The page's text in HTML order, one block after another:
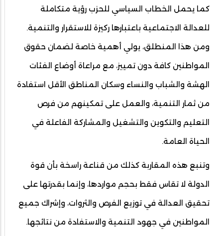
كما يحمل الخطاب السياسي للحزب رؤية متكاملة
للعدالة الاجتماعية باعتبارها ركيزة للاستقرار والتنمية.
ومن هذا المنطلق، يولي أهمية خاصة لضمان حقوق
المواطنين كافة دون تمييز، مع مراعاة أوضاع الفئات
الهشة والشباب والنساء وسكان المناطق الأقل استفادة
من ثمار التنمية، والعمل على تمكينهم من فرص
التعليم والتكوين والتشغيل والمشاركة الفاعلة في
الحياة العامة.
وتنبع هذه المقاربة كذلك من قناعة راسخة بأن قوة
الدولة لا تقاس فقط بحجم مواردها، وإنما بقدرتها على
تحقيق العدالة في توزيع الفرص والثروات، وإشراك جميع
المواطنين في جهود التنمية والاستفادة من نتائجها.